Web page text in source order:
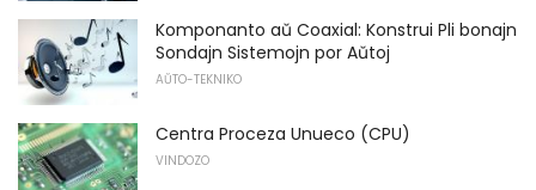
Komponanto aŭ Coaxial: Konstrui Pli bonajn
Sondajn Sistemojn por Aŭtoj
AŬTO-TEKNIKO
Centra Proceza Unueco (CPU)
VINDOZO